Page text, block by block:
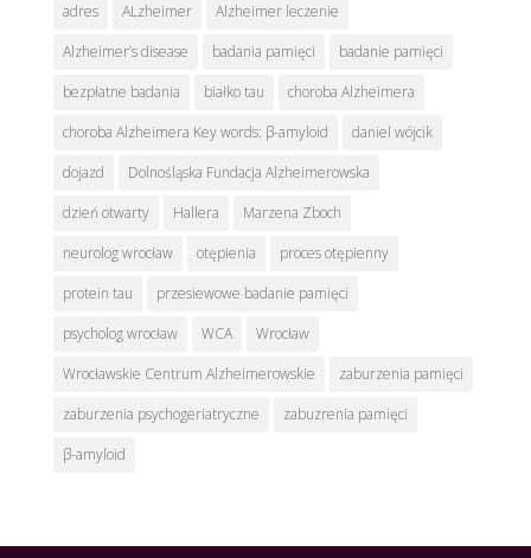
adres ALzheimer
Alzheimer leczenie
Alzheimer’s disease
badania pamięci
badanie pamięci
bezpłatne badania
białko tau
choroba Alzheimera
choroba Alzheimera Key words: β-amyloid
daniel wójcik
dojazd
Dolnośląska Fundacja Alzheimerowska
dzień otwarty
Hallera
Marzena Zboch
neurolog wrocław
otępienia
proces otępienny
protein tau
przesiewowe badanie pamięci
psycholog wrocław
WCA
Wrocław
Wrocławskie Centrum Alzheimerowskie
zaburzenia pamięci
zaburzenia psychogeriatryczne
zabuzrenia pamięci
β-amyloid